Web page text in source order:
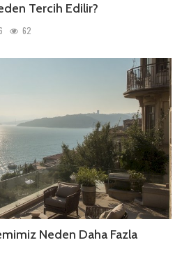
Tercih Edilir?
62
Neden Daha Fazla